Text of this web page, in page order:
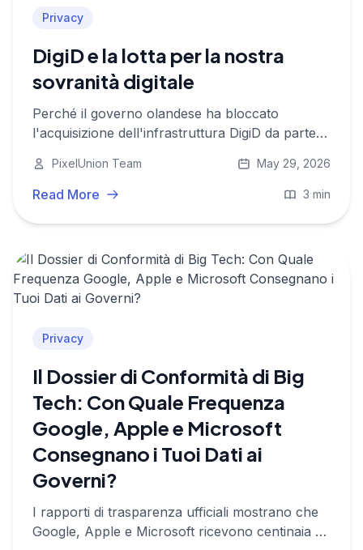
Privacy
DigiD e la lotta per la nostra
sovranità digitale
Perché il governo olandese ha bloccato
l'acquisizione dell'infrastruttura DigiD da parte di
sulla privacy, sull'autonomia digitale e sulla
sovranità dei dati europei.
PixelUnion Team May 29, 2026
Read More 3 min
Privacy
Il Dossier di Conformità di Big
Tech: Con Quale Frequenza
Google, Apple e Microsoft
Consegnano i Tuoi Dati ai
Governi?
I rapporti di trasparenza ufficiali mostrano che
Google, Apple e Microsoft ricevono centinaia di